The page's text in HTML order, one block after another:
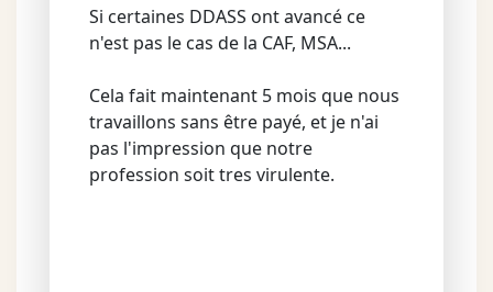
Si certaines DDASS ont avancé ce
n'est pas le cas de la CAF, MSA...
Cela fait maintenant 5 mois que nous
travaillons sans être payé, et je n'ai
pas l'impression que notre
profession soit tres virulente.